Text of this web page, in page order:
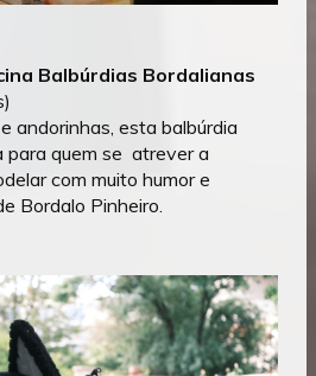
Balbúrdias Bordalianas
andorinhas, esta balbúrdia
para quem se atrever a
com muito humor e
Bordalo Pinheiro.